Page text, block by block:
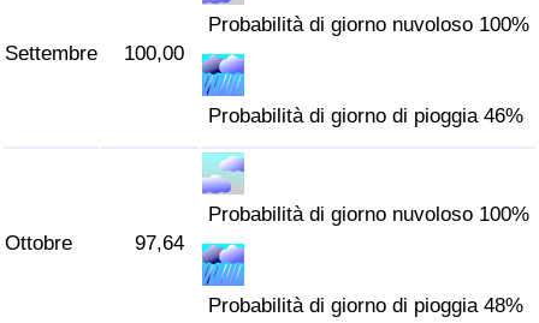
Settembre 100,00
Probabilità di giorno nuvoloso 100%
Probabilità di giorno di pioggia 46%
Ottobre 97,64
Probabilità di giorno nuvoloso 100%
Probabilità di giorno di pioggia 48%